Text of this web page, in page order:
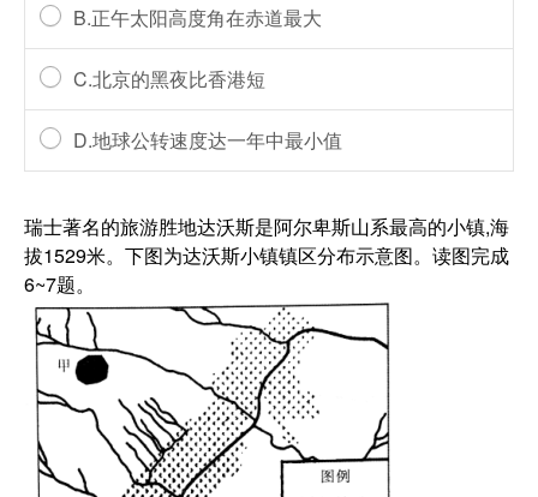
B.正午太阳高度角在赤道最大
C.北京的黑夜比香港短
D.地球公转速度达一年中最小值
瑞士著名的旅游胜地达沃斯是阿尔卑斯山系最高的小镇,海
拔1529米。下图为达沃斯小镇镇区分布示意图。读图完成
6~7题。